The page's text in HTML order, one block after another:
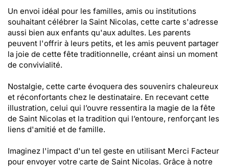
Un envoi idéal pour les familles, amis ou institutions
souhaitant célébrer la Saint Nicolas, cette carte s'adresse
aussi bien aux enfants qu'aux adultes. Les parents
peuvent l'offrir à leurs petits, et les amis peuvent partager
la joie de cette fête traditionnelle, créant ainsi un moment
de convivialité.
Nostalgie, cette carte évoquera des souvenirs chaleureux
et réconfortants chez le destinataire. En recevant cette
illustration, celui qui l’ouvre ressentira la magie de la fête
de Saint Nicolas et la tradition qui l’entoure, renforçant les
liens d'amitié et de famille.
Imaginez l'impact d'un tel geste en utilisant Merci Facteur
pour envoyer votre carte de Saint Nicolas. Grâce à notre